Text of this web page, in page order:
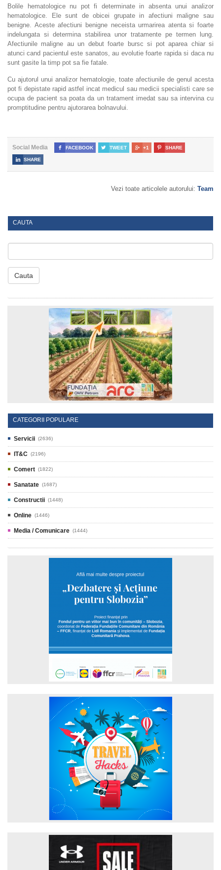
Bolile hematologice nu pot fi determinate in absenta unui analizor
hematologice. Ele sunt de obicei grupate in afectiuni maligne sau
benigne. Aceste afectiuni benigne neceista urmarirea atenta si foarte
indelungata si determina stabilirea unor tratamente pe termen lung.
Afectiunile maligne au un debut foarte bursc si pot aparea chiar si
atunci cand pacientul este sanatos, au evolutie foarte rapida si daca nu
sunt gasite la timp pot sa fie fatale.
Cu ajutorul unui analizor hematologie, toate afectiunile de genul acesta
pot fi depistate rapid astfel incat medicul sau medicii specialisti care se
ocupa de pacient sa poata da un tratament imedat sau sa intervina cu
promptitudine pentru ajutorarea bolnavului.
Social Media  FACEBOOK  TWEET  +1  SHARE
 SHARE
Vezi toate articolele autorului: Team
CAUTA
Cauta
CATEGORII POPULARE
Servicii (2636)
IT&C (2196)
Comert (1822)
Sanatate (1687)
Constructii (1448)
Online (1446)
Media / Comunicare (1444)